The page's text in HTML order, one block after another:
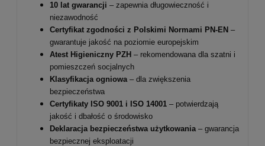
10 lat gwarancji – zapewnia długowieczność i
niezawodność
Certyfikat zgodności z Polskimi Normami PN-EN –
gwarantuje jakość na poziomie europejskim
Atest Higieniczny PZH – rekomendowana dla szatni i
pomieszczeń socjalnych
Klasyfikacja ogniowa– dla zwiększenia
bezpieczeństwa
Certyfikaty ISO 9001 i ISO 14001 – potwierdzają
jakość i dbałość o środowisko
Deklaracja bezpieczeństwa użytkowania– gwarancja
bezpiecznej eksploatacji